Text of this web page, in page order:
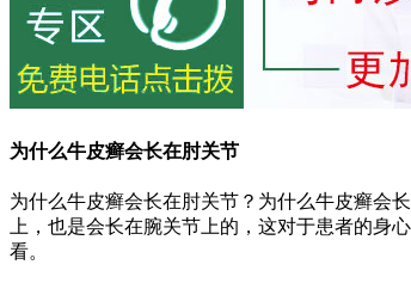
为什么牛皮癣会长在肘关节
为什么牛皮癣会长在肘关节？为什么牛皮癣会
上，也是会长在腕关节上的，这对于患者的
看。